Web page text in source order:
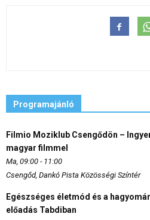
Programajánló
Filmio Moziklub Csengődön –
magyar filmmel
Ma, 09:00 - 11:00
Csengőd, Dankó Pista Közösségi Színtér
Egészséges életmód és a
előadás Tabdiban